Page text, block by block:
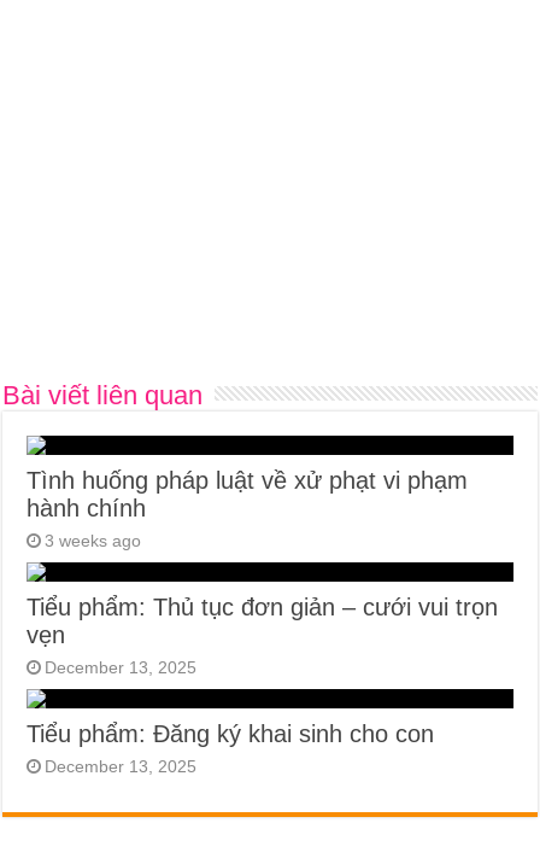
Bài viết liên quan
Tình huống pháp luật về xử phạt vi phạm
hành chính
3 weeks ago
Tiểu phẩm: Thủ tục đơn giản – cưới vui trọn
vẹn
December 13, 2025
Tiểu phẩm: Đăng ký khai sinh cho con
December 13, 2025